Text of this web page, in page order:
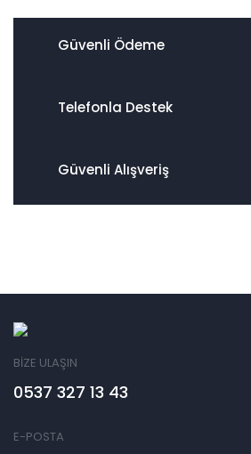
Güvenli Ödeme
Telefonla Destek
Güvenli Alışveriş
BİZE ULAŞIN
0537 327 13 43
E-POSTA